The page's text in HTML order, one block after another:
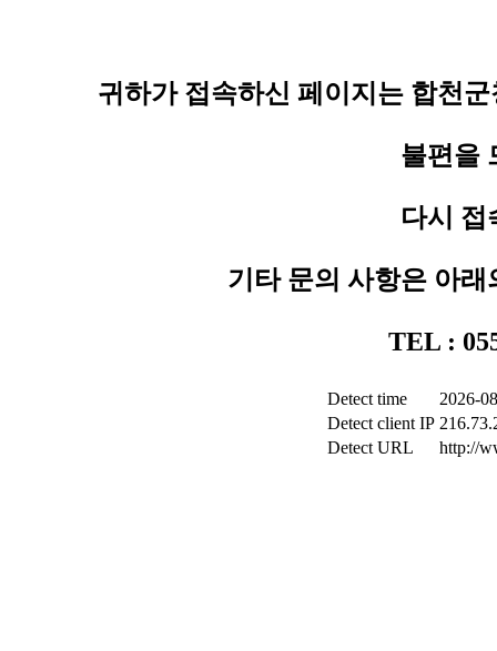
귀하가 접속하신 페이지는 합천
불편을
다시 접
기타 문의 사항은 아
TEL :
Detect time
2026-
Detect client IP
Detect URL
http://